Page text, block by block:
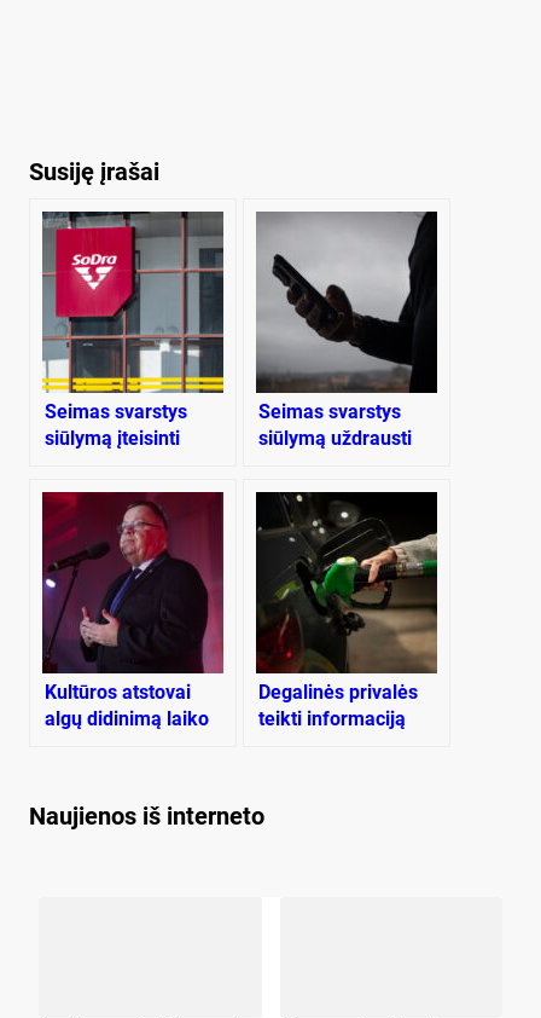
Susiję įrašai
Seimas svarstys
siūlymą įteisinti
dienas
Seimas svarstys
siūlymą uždrausti
socialiniais tinklais
Kultūros atstovai
algų didinimą laiko
Degalinės privalės
teikti informaciją
Naujienos iš interneto